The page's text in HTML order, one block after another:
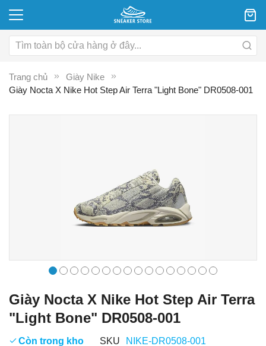
Trang chủ
Giày Nike
Giày Nocta X Nike Hot Step Air Terra "Light Bone" DR0508-001
Giày Nocta X Nike Hot Step Air Terra
"Light Bone" DR0508-001
Còn trong kho SKU NIKE-DR0508-001